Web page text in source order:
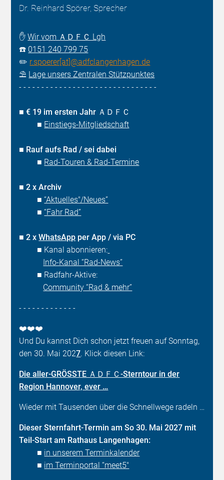
Dr. Reinhard Spörer, Sprecher
✋Wir vom ＡＤＦＣ Lgh
☎️ 0151 240 799 75
✏️ r.spoerer[at]@adfclangenhagen.de
⛱️ Lage unsers Zentralen Stützpunktes
- - - - - - - - - - - - - - - - - - - - - - - - - - - - - - -
■€ 19 im ersten Jahr ＡＤＦＣ
■ Einstiegs-Mitgliedschaft
■ Rauf aufs Rad / sei dabei
■ Rad-Touren & Rad-Termine
■2 x Archiv
■“Aktuelles"/Neues”
■“Fahr Rad”
■2 xWhatsApp per App / via PC
■ Kanal abonnieren:
Info-Kanal “Rad-News”
■ Radfahr-Aktive:
Community “Rad & mehr”
- - - - - - - - - - - - -
❤️❤️❤️
Und Du kannst Dich schon jetzt freuen auf Sonntag,
den 30. Mai 2027. Klick diesen Link:
Die aller-GRÖSSTE ＡＤＦＣ-Sterntour in der
Region Hannover, ever …
Wieder mit Tausenden über die Schnellwege radeln …
Dieser Sternfahrt-Termin am So 30. Mai 2027 mit
Teil-Start am Rathaus Langenhagen:
■ in unserem Terminkalender
■ im Terminportal “meet5"